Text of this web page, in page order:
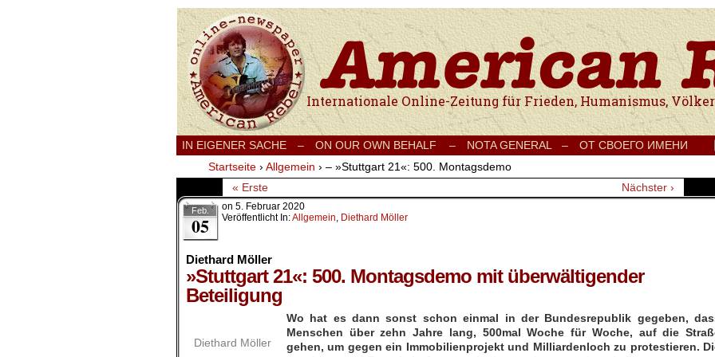
Internationale Onlinezeitung für Frieden, Humanismus, Völkerverständigung und
IN EIGENER SACHE – ON OUR OWN BEHALF – NOTA GENERAL – ОТ СВОЕГО ИМЕНИ
Startseite › Allgemein › – »Stuttgart 21«: 500. Montagsdemo
« Erste
Nächster ›
Feb.
05
on 5. Februar 2020
Veröffentlicht In:Allgemein, Diethard Möller
Diethard Möller
»Stuttgart 21«: 500. Montagsdemo mit überwältigender
Beteiligung
Diethard Möller
Wo hat es dann sonst schon einmal in der Bundesrepublik gegeben,
Menschen über zehn Jahre lang, 500mal Woche für Woche, auf die
gehen, um gegen ein Immobilienprojekt und Milliardenloch zu protestieren.